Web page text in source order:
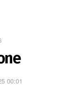
00:01